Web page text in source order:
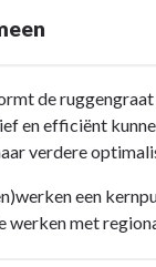
de
en efficiënt
verdere
een
werken met